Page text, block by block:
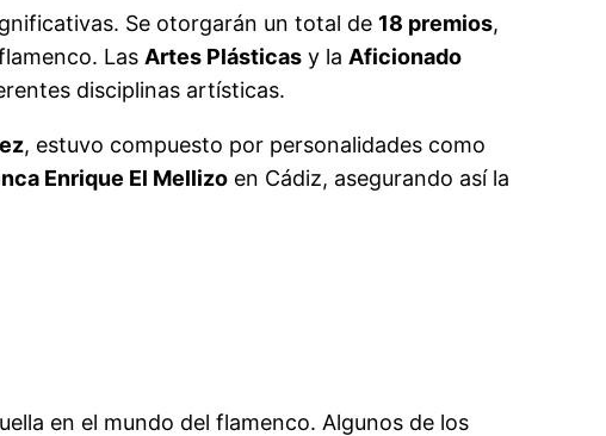
Se otorgarán un total de 18 premios,
Las Artes Plásticas y la Aficionado
disciplinas artísticas.
, estuvo compuesto por personalidades como
Enrique El Mellizo en Cádiz, asegurando así la
en el mundo del flamenco. Algunos de los